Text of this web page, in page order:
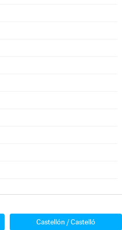
Castellón / Castelló